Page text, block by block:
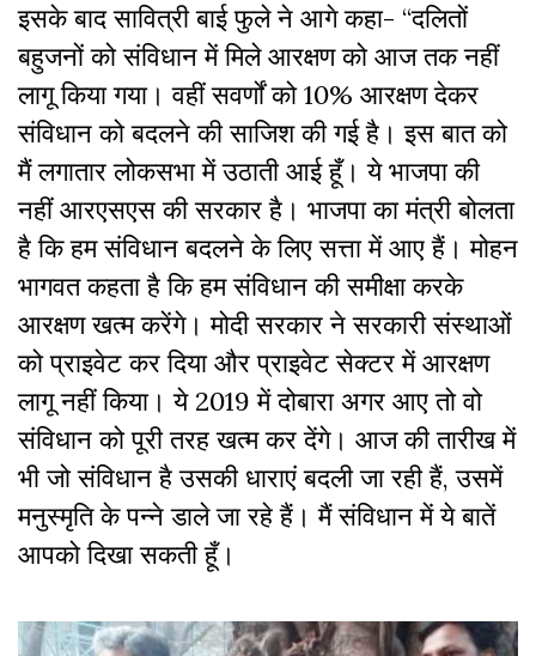
इसके बाद सावित्री बाई फुले ने आगे कहा- “दलितों
बहुजनों को संविधान में मिले आरक्षण को आज तक नहीं
लागू किया गया। वहीं सवर्णों को 10% आरक्षण देकर
संविधान को बदलने की साजिश की गई है। इस बात को
मैं लगातार लोकसभा में उठाती आई हूँ। ये भाजपा की
नहीं आरएसएस की सरकार है। भाजपा का मंत्री बोलता
है कि हम संविधान बदलने के लिए सत्ता में आए हैं। मोहन
भागवत कहता है कि हम संविधान की समीक्षा करके
आरक्षण खत्म करेंगे। मोदी सरकार ने सरकारी संस्थाओं
को प्राइवेट कर दिया और प्राइवेट सेक्टर में आरक्षण
लागू नहीं किया। ये 2019 में दोबारा अगर आए तो वो
संविधान को पूरी तरह खत्म कर देंगे। आज की तारीख में
भी जो संविधान है उसकी धाराएं बदली जा रही हैं, उसमें
मनुस्मृति के पन्ने डाले जा रहे हैं। मैं संविधान में ये बातें
आपको दिखा सकती हूँ।